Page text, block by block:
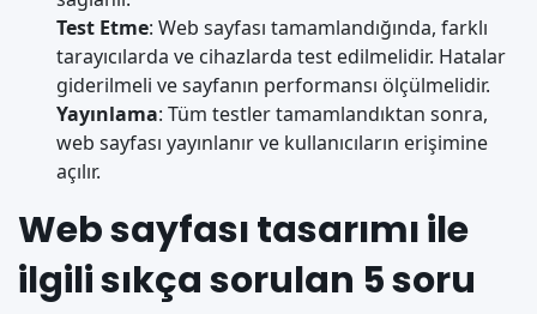
Test Etme: Web sayfası tamamlandığında, farklı
tarayıcılarda ve cihazlarda test edilmelidir. Hatalar
giderilmeli ve sayfanın performansı ölçülmelidir.
Yayınlama: Tüm testler tamamlandıktan sonra,
web sayfası yayınlanır ve kullanıcıların erişimine
açılır.
Web sayfası tasarımı ile
ilgili sıkça sorulan 5 soru